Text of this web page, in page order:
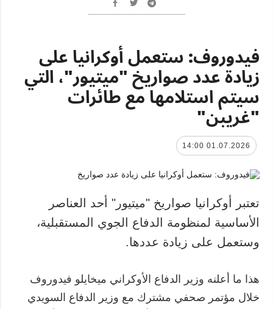
فيدوروف: ستعمل أوكرانيا على
زيادة عدد صواريخ "ميتيور"، التي
سيتم استلامها مع طائرات
"غريبن"
01.07.2026 14:00
تعتبر أوكرانيا صواريخ "ميتيور" أحد العناصر
الأساسية لمنظومة الدفاع الجوي المستقبلية،
وستعمل على زيادة عددها.
هذا ما أعلنه وزير الدفاع الأوكراني ميخايلو فيدوروف
خلال مؤتمر صحفي مشترك مع وزير الدفاع السويدي